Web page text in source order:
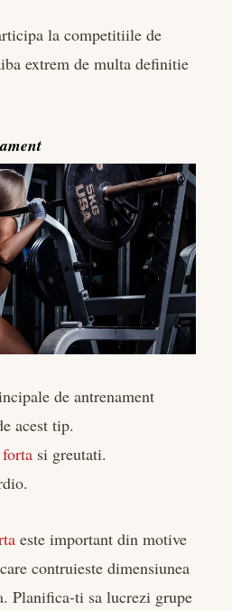
la competitiile de
extrem de multa definitie
de antrenament
acest tip.
si greutati.
este important din motive
contruieste dimensiunea
Planifica-ti sa lucrezi grupe